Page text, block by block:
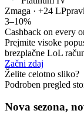
Zmaga · +24 LP
3–10%
Cashback on every
Prejmite visoke
brezplačne LoL
Začni zdaj
Želite celotno sliko?
Podroben pregled
Nova sezona,